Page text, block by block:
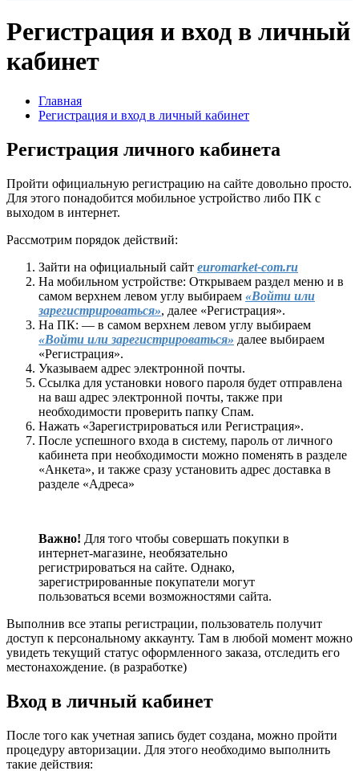
Регистрация и вход в личный
кабинет
Главная
Регистрация и вход в личный кабинет
Регистрация личного кабинета
Пройти официальную регистрацию на сайте довольно просто.
Для этого понадобится мобильное устройство либо ПК с
выходом в интернет.
Рассмотрим порядок действий:
Зайти на официальный сайт euromarket-com.ru
На мобильном устройстве: Открываем раздел меню и в
самом верхнем левом углу выбираем «Войти или
зарегистрироваться», далее «Регистрация».
На ПК: — в самом верхнем левом углу выбираем
«Войти или зарегистрироваться» далее выбираем
«Регистрация».
Указываем адрес электронной почты.
Ссылка для установки нового пароля будет отправлена ​​
на ваш адрес электронной почты, также при
необходимости проверить папку Спам.
Нажать «Зарегистрироваться или Регистрация».
После успешного входа в систему, пароль от личного
кабинета при необходимости можно поменять в разделе
«Анкета», и также сразу установить адрес доставка в
разделе «Адреса»
Важно! Для того чтобы совершать покупки в
интернет-магазине, необязательно
регистрироваться на сайте. Однако,
зарегистрированные покупатели могут
пользоваться всеми возможностями сайта.
Выполнив все этапы регистрации, пользователь получит
доступ к персональному аккаунту. Там в любой момент можно
увидеть текущий статус оформленного заказа, отследить его
местонахождение. (в разработке)
Вход в личный кабинет
После того как учетная запись будет создана, можно пройти
процедуру авторизации. Для этого необходимо выполнить
такие действия: